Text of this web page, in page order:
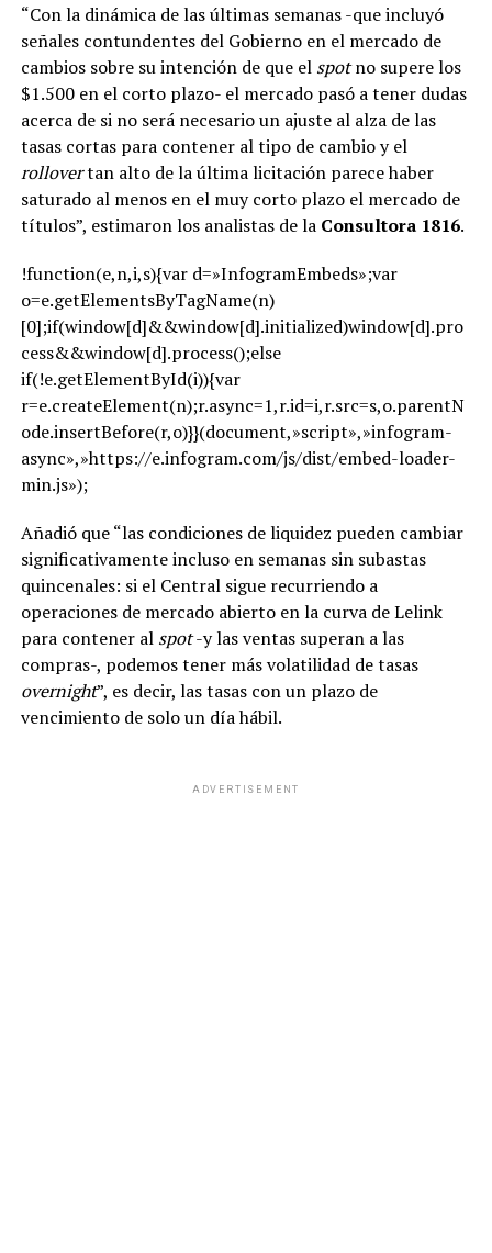
“Con la dinámica de las últimas semanas -que incluyó
señales contundentes del Gobierno en el mercado de
cambios sobre su intención de que elspotno supere los
$1.500 en el corto plazo- el mercado pasó a tener dudas
acerca de si no será necesario un ajuste al alza de las
tasas cortas para contener al tipo de cambio y el
rollovertan alto de la última licitación parece haber
saturado al menos en el muy corto plazo el mercado de
títulos”, estimaron los analistas de la Consultora 1816.
!function(e,n,i,s){var d=»InfogramEmbeds»;var
o=e.getElementsByTagName(n)
[0];if(window[d]&&window[d].initialized)window[d].pro
cess&&window[d].process();else
if(!e.getElementById(i)){var
r=e.createElement(n);r.async=1,r.id=i,r.src=s,o.parentN
ode.insertBefore(r,o)}}(document,»script»,»infogram-
async»,»https://e.infogram.com/js/dist/embed-loader-
min.js»);
Añadió que “las condiciones de liquidez pueden cambiar
significativamente incluso en semanas sin subastas
quincenales: si el Central sigue recurriendo a
operaciones de mercado abierto en la curva de Lelink
para contener al spot-y las ventas superan a las
compras-, podemos tener más volatilidad de tasas
overnight”, es decir, las tasas con un plazo de
vencimiento de solo un día hábil.
ADVERTISEMENT